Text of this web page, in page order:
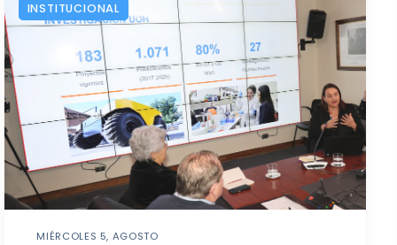
INSTITUCIONAL
MIÉRCOLES 5, AGOSTO